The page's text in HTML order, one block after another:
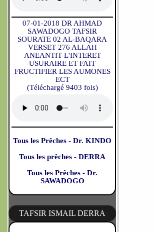
07-01-2018 DR AHMAD
SAWADOGO TAFSIR
SOURATE 02 AL-BAQARA
VERSET 276 ALLAH
ANEANTIT L'INTERET
USURAIRE ET FAIT
FRUCTIFIER LES AUMONES
ECT
(Téléchargé 9403 fois)
Tous les Prêches - Dr. KINDO
Tous les prêches - DERRA
Tous les Prêches - Dr.
SAWADOGO
TAFSIR ISMAIL DERRA